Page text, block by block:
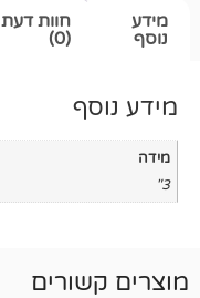
חוות דעת
החלפה או
החזרה